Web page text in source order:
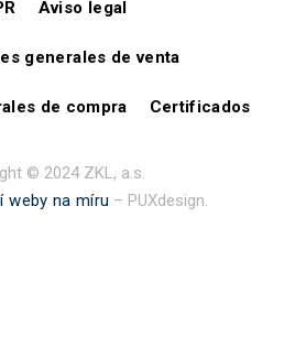
Aviso legal
generales de venta
de compra Certificados
© 2024 ZKL, a.s.
weby na míru – PUXdesign.